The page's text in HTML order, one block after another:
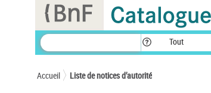
Tout
Accueil Liste de notices d’autorité
Panneau de gestion des cookies